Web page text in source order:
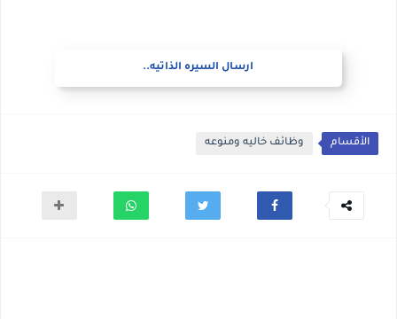
ارسال السيره الذاتيه..
الأقسام وظائف خاليه ومنوعه